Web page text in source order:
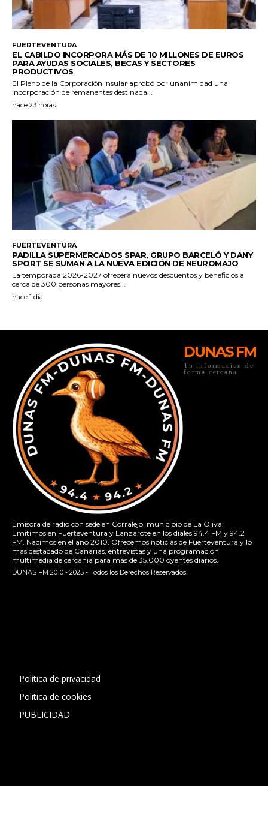
DUNAS FM
Tu informacion de
forma cercana
Emisora de radio con sede en Corralejo, municipio de La Oliva.
Emitimos en Fuerteventura y Lanzarote en los diales 94.4 FM y 94.2
FM. Nacimos en el año 2010. Ofrecemos noticias de Fuerteventura y lo
más destacado de Canarias, entrevistas y una programación
multimedia de cercanía para más de 35.000 oyentes diarios.
DUNAS FM 2010 - 2025 - Todos los Derechos Reservados.
Política de privacidad
Politica de cookies
PUBLICIDAD